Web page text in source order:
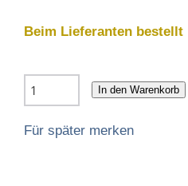
Beim Lieferanten bestellt
In den Warenkorb
Für später merken